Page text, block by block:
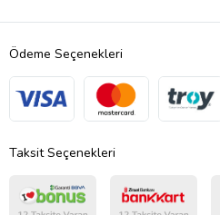
Ödeme Seçenekleri
Taksit Seçenekleri